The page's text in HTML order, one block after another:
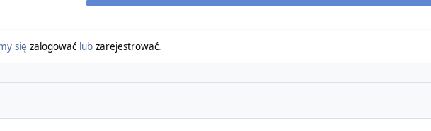
się zalogowaćlub zarejestrować.